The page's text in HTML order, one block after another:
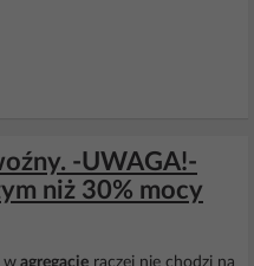
-UWAGA!-
niż 30% mocy
w agregacie raczej nie chodzi na